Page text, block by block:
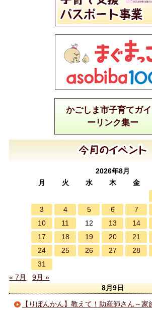
かごしま市子育てガ
ーリンク集ー
2026年8月
月
火 水 木 金
3
4 5 6 7
10
11 12 13 14
17
18 19 20 21
24
25 26 27 28
31
« 7月
9月 »
8月9日
【りぼんかん】教えて！助産師さん～家